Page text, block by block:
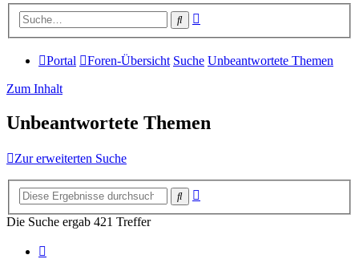
Suche
Portal Foren-Übersicht Suche Unbeantwortete Themen
Zum Inhalt
Unbeantwortete Themen
Zur erweiterten Suche
Suche
Die Suche ergab 421 Treffer